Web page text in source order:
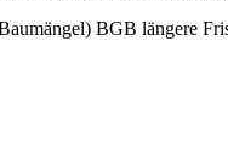
BGB längere